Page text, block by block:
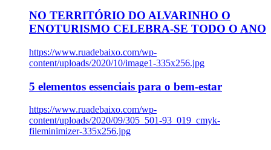
NO TERRITÓRIO DO ALVARINHO O
ENOTURISMO CELEBRA-SE TODO O ANO
https://www.ruadebaixo.com/wp-
content/uploads/2020/10/image1-335x256.jpg
5 elementos essenciais para o bem-estar
https://www.ruadebaixo.com/wp-
content/uploads/2020/09/305_501-93_019_cmyk-
fileminimizer-335x256.jpg